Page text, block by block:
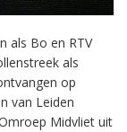
als Bo en RTV
als
op
van Leiden
Midvliet uit